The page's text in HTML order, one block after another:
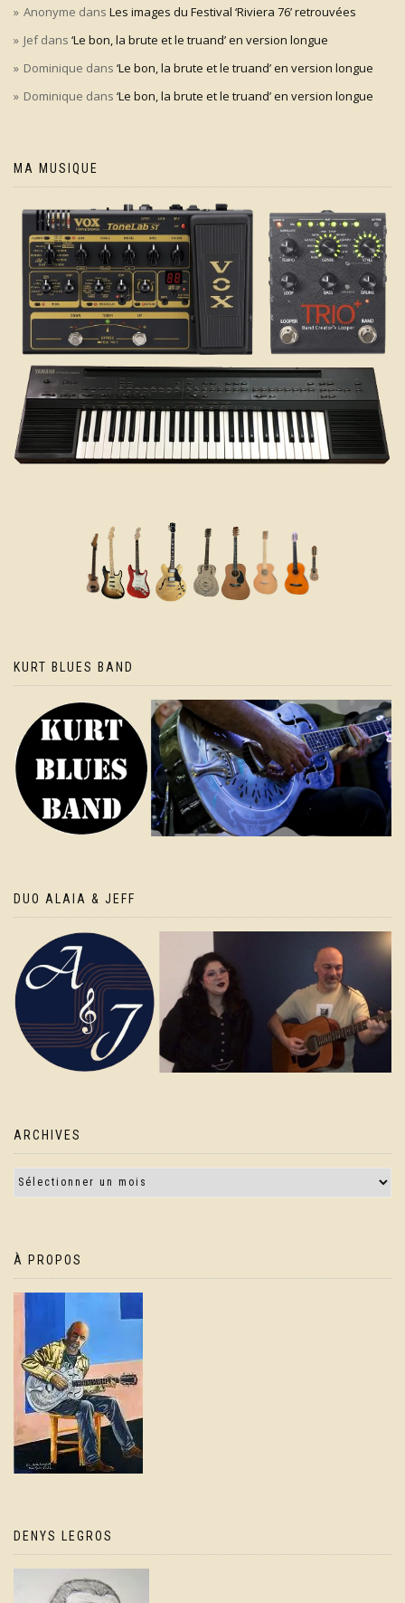
Anonyme dans Les images du Festival ‘Riviera 76’ retrouvées
Jefdans ‘Le bon, la brute et le truand’ en version longue
Dominique dans ‘Le bon, la brute et le truand’ en version longue
Dominique dans ‘Le bon, la brute et le truand’ en version longue
MA MUSIQUE
KURT BLUES BAND
DUO ALAIA & JEFF
ARCHIVES
À PROPOS
DENYS LEGROS